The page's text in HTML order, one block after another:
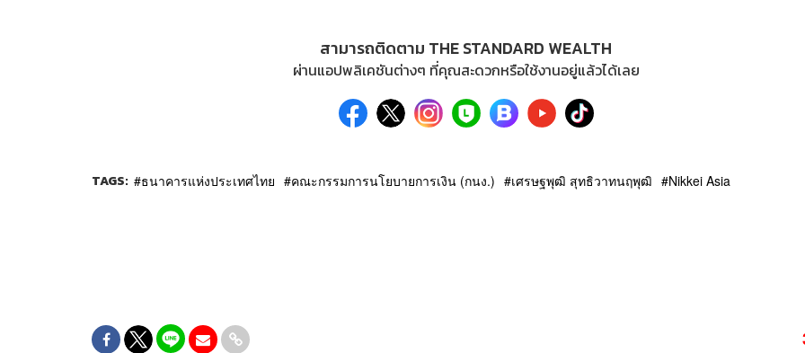
สามารถติดตาม THE STANDARD WEALTH
ผ่านแอปพลิเคชันต่างๆ ที่คุณสะดวกหรือใช้งานอยู่แล้วได้เลย
TAGS: ธนาคารแห่งประเทศไทย คณะกรรมการนโยบายการเงิน (กนง.) เศรษฐพุฒิ สุทธิวาทนฤพุฒิ Nikkei Asia